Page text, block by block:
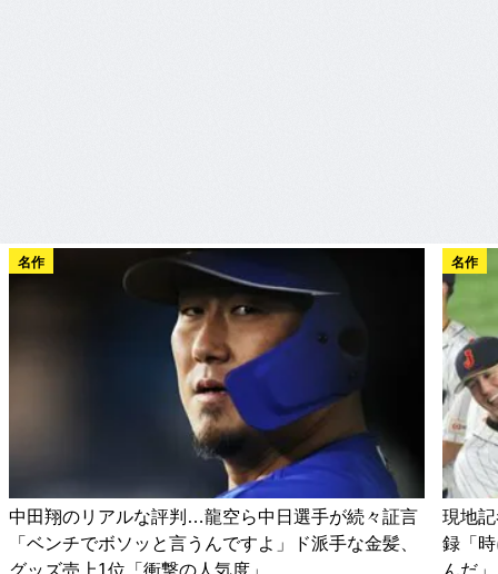
名作
中田翔のリアルな評判…龍空ら中日選手が続々証言
「ベンチでボソッと言うんですよ」ド派手な金髪、
名作
現地
録「